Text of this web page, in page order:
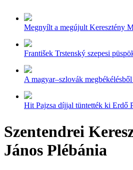
Megnyílt a megújult Keresztény
František Trstenský szepesi
A magyar–szlovák
Hit Pajzsa díjjal tüntették ki Erdő
Szentendrei
János Plébánia